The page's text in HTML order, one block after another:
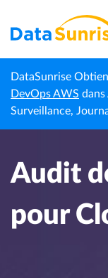
DataSunrise
DevOps AWS dans
Surveillance,
Accueil Centre de
Audit
pour